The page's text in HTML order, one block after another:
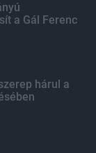
a Gál Ferenc
hárul a